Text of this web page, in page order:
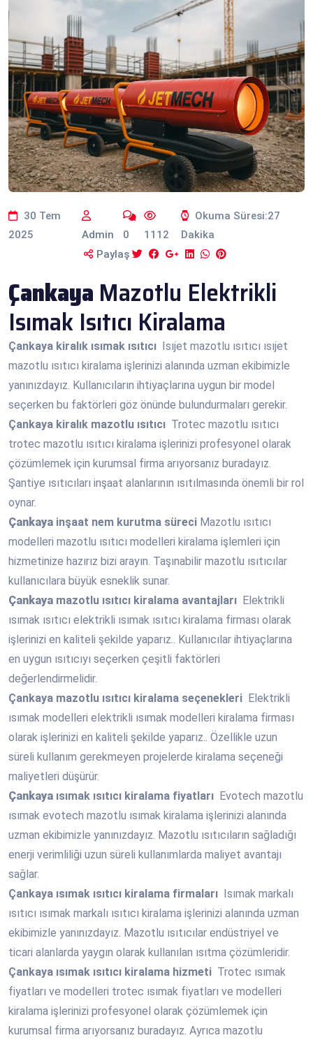
30 Tem
2025
Admin 0 1112
Okuma Süresi:27
Dakika
Paylaş
Çankaya Mazotlu Elektrikli
Isımak Isıtıcı Kiralama
Çankaya kiralık ısımak ısıtıcı
Isıjet mazotlu ısıtıcı ısıjet
mazotlu ısıtıcı kiralama işlerinizi alanında uzman ekibimizle
yanınızdayız. Kullanıcıların ihtiyaçlarına uygun bir model
seçerken bu faktörleri göz önünde bulundurmaları gerekir.
Çankaya kiralık mazotlu ısıtıcı Trotec mazotlu ısıtıcı
trotec mazotlu ısıtıcı kiralama işlerinizi profesyonel olarak
çözümlemek için kurumsal firma arıyorsanız buradayız.
Şantiye ısıtıcıları inşaat alanlarının ısıtılmasında önemli bir rol
oynar.
Çankaya inşaat nem kurutma süreci Mazotlu ısıtıcı
modelleri mazotlu ısıtıcı modelleri kiralama işlemleri için
hizmetinize hazırız bizi arayın. Taşınabilir mazotlu ısıtıcılar
kullanıcılara büyük esneklik sunar.
Çankaya mazotlu ısıtıcı kiralama avantajları Elektrikli
ısımak ısıtıcı elektrikli ısımak ısıtıcı kiralama firması olarak
işlerinizi en kaliteli şekilde yaparız.. Kullanıcılar ihtiyaçlarına
en uygun ısıtıcıyı seçerken çeşitli faktörleri
değerlendirmelidir.
Çankaya mazotlu ısıtıcı kiralama seçenekleri Elektrikli
ısımak modelleri elektrikli ısımak modelleri kiralama firması
olarak işlerinizi en kaliteli şekilde yaparız.. Özellikle uzun
süreli kullanım gerekmeyen projelerde kiralama seçeneği
maliyetleri düşürür.
Çankaya ısımak ısıtıcı kiralama fiyatları Evotech mazotlu
ısımak evotech mazotlu ısımak kiralama işlerinizi alanında
uzman ekibimizle yanınızdayız. Mazotlu ısıtıcıların sağladığı
enerji verimliliği uzun süreli kullanımlarda maliyet avantajı
sağlar.
Çankaya ısımak ısıtıcı kiralama firmaları
Isımak markalı
ısıtıcı ısımak markalı ısıtıcı kiralama işlerinizi alanında uzman
ekibimizle yanınızdayız. Mazotlu ısıtıcılar endüstriyel ve
ticari alanlarda yaygın olarak kullanılan ısıtma çözümleridir.
Çankaya ısımak ısıtıcı kiralama hizmeti Trotec ısımak
fiyatları ve modelleri trotec ısımak fiyatları ve modelleri
kiralama işlerinizi profesyonel olarak çözümlemek için
kurumsal firma arıyorsanız buradayız. Ayrıca mazotlu